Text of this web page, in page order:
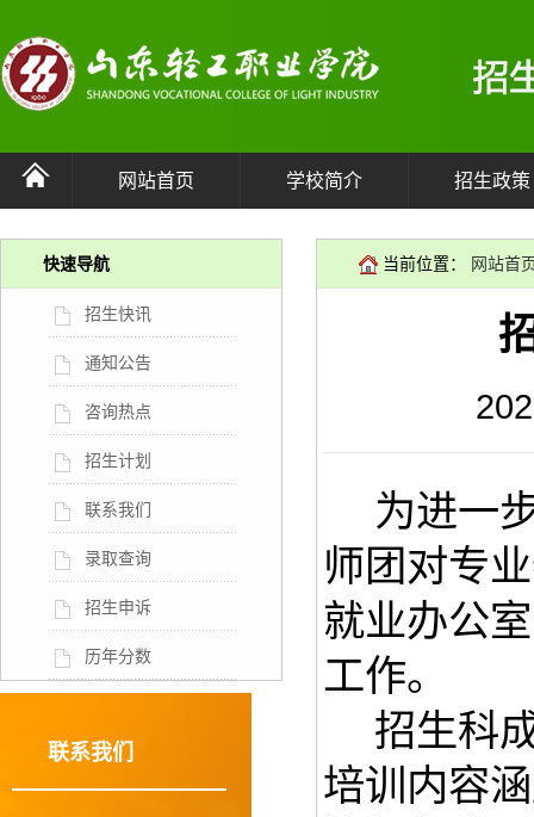
网站首页 学校简介 招生政策
快速导航
招生快讯
通知公告
咨询热点
招生计划
联系我们
录取查询
招生申诉
历年分数
联系我们
当前位置： 网站首
为进一
师团对专
就业办公
工作。
招生科
培训内容